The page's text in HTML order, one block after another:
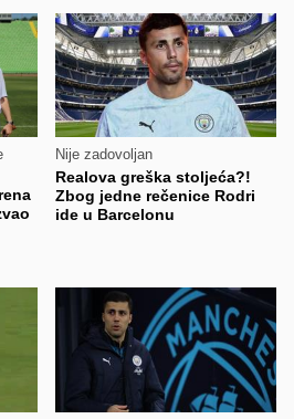
Nije zadovoljan
Realova greška stoljeća?!
Zbog jedne rečenice Rodri
ide u Barcelonu